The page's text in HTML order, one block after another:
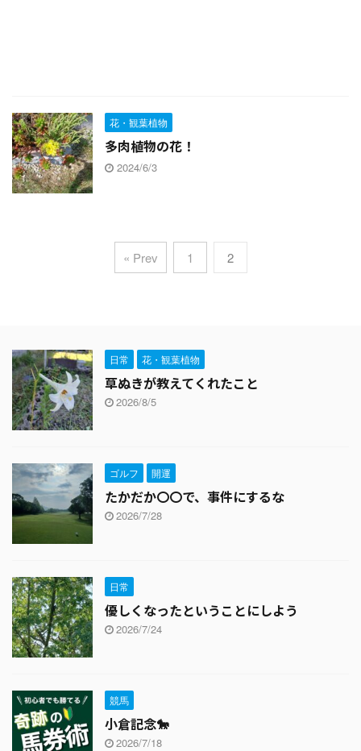
花・観葉植物
多肉植物の花！
2024/6/3
« Prev 1 2
日常 花・観葉植物
草ぬきが教えてくれたこと
2026/8/5
ゴルフ 開運
たかだか〇〇で、事件にするな
2026/7/28
日常
優しくなったということにしよう
2026/7/24
競馬
小倉記念🐎
2026/7/18